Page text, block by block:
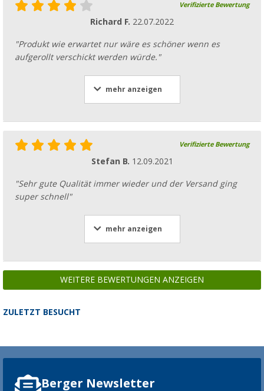
Verifizierte Bewertung
Richard F. 22.07.2022
"Produkt wie erwartet nur wäre es schöner wenn es
aufgerollt verschickt werden würde."
mehr anzeigen
Verifizierte Bewertung
Stefan B. 12.09.2021
"Sehr gute Qualität immer wieder und der Versand ging
super schnell"
mehr anzeigen
WEITERE BEWERTUNGEN ANZEIGEN
ZULETZT BESUCHT
Berger Newsletter